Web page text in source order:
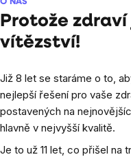
Protože
vítězství!
Již 8 let se staráme o to,
nejlepší řešení pro vaše
postavených na
hlavně v nejvyšší kvalitě.
Je to už 11 let, co přišel na